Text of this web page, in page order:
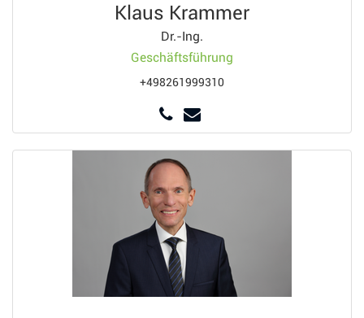
Klaus Krammer
Dr.-Ing.
Geschäftsführung
+498261999310